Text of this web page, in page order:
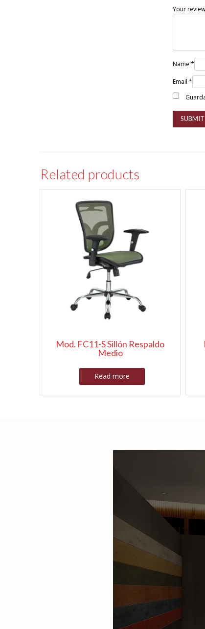
Your
Name*
Email*
Related products
Mod. FC11-S Sillón Respaldo
Medio
Read more